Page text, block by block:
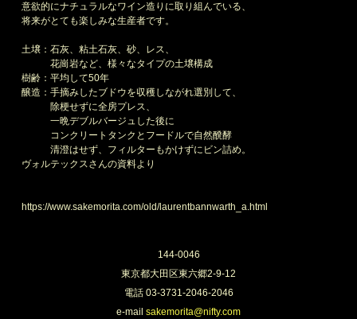
意欲的にナチュラルなワイン造りに取り組んでいる、
将来がとても楽しみな生産者です。
土壌：石灰、粘土石灰、砂、レス、
花崗岩など、様々なタイプの土壌構成
樹齢：平均して50年
醸造：手摘みしたブドウを収穫しながれ選別して、
除梗せずに全房プレス、
一晩デブルバージュした後に
コンクリートタンクとフードルで自然醗酵
清澄はせず、フィルターもかけずにビン詰め。
ヴォルテックスさんの資料より
https://www.sakemorita.com/old/laurentbannwarth_a.html
144-0046
東京都大田区東六郷2-9-12
電話 03-3731-2046-2046
e-mail sakemorita@nifty.com